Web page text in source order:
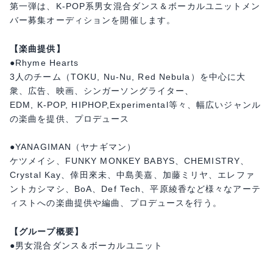
第一弾は、K-POP系男女混合ダンス＆ボーカルユニットメン
バー募集オーディションを開催します。
【楽曲提供】
●Rhyme Hearts
3人のチーム（TOKU, Nu-Nu, Red Nebula）を中心に大
衆、広告、映画、シンガーソングライター、
EDM, K-POP, HIPHOP,Experimental等々、幅広いジャンル
の楽曲を提供、プロデュース
●YANAGIMAN（ヤナギマン）
ケツメイシ、FUNKY MONKEY BABYS、CHEMISTRY、
Crystal Kay、倖田來未、中島美嘉、加藤ミリヤ、エレファ
ントカシマシ、BoA、Def Tech、平原綾香など様々なアーテ
ィストへの楽曲提供や編曲、プロデュースを行う。
【グループ概要】
●男女混合ダンス＆ボーカルユニット